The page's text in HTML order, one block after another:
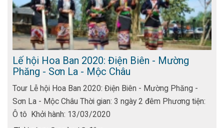
Lế hội Hoa Ban 2020: Điện Biên - Mường
Phăng - Sơn La - Mộc Châu
Tour Lễ hội Hoa Ban 2020: Điện Biên - Mường Phăng -
Sơn La - Mộc Châu Thời gian: 3 ngày 2 đêm Phương tiện:
Ô tô Khởi hành: 13/03/2020